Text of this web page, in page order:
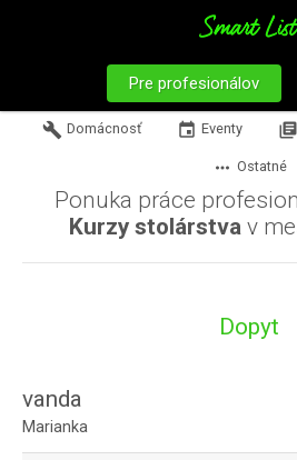
Pre profesionálov
build Domácnosť event Eventy library_books
more_horiz Ostatné
Ponuka práce
Kurzy stolárstva v
Dopyt
vanda
Marianka